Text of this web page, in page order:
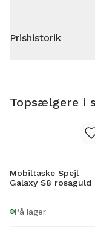
Prishistorik
Topsælgere i
Mobiltaske Spejl
Galaxy S8 rosaguld
På lager